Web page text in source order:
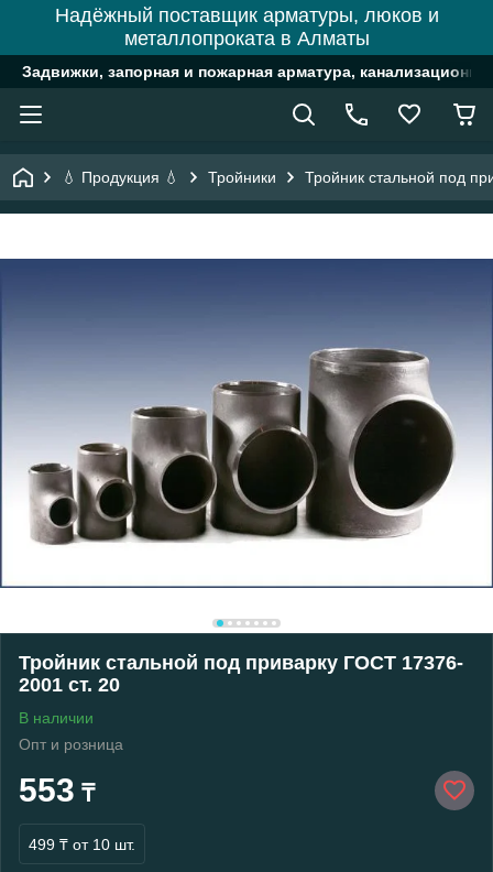
Надёжный поставщик арматуры, люков и
металлопроката в Алматы
Задвижки, запорная и пожарная арматура,
💧 Продукция 💧 Тройники Тройник стальной под
Тройник стальной под приварку ГОСТ 17376-
2001 ст. 20
В наличии
Опт и розница
553 ₸
499 ₸ от 10 шт.